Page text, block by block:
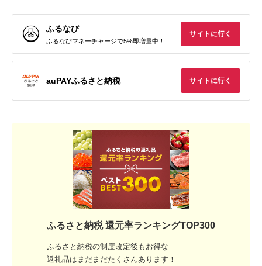
ふるなび
ふるなびマネーチャージで5%即増量中！
サイトに行く
auPAYふるさと納税 サイトに行く
ふるさと納税 還元率ランキングTOP300
ふるさと納税の制度改定後もお得な
返礼品はまだまだたくさんあります！